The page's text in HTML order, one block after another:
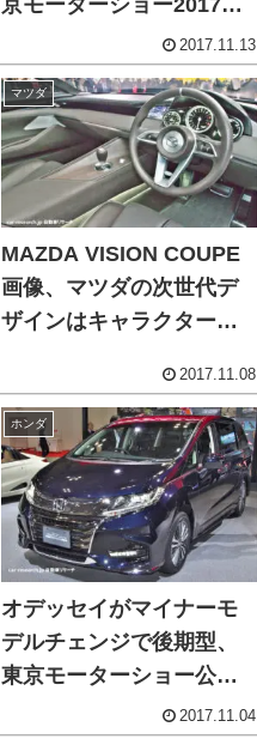
2017.11.13
マツダ
MAZDA VISION COUPE
画像、マツダの次世代デ
ザインはキャラクターラ
2017.11.08
ホンダ
オデッセイがマイナーモ
デルチェンジで後期型、
東京モーターショー公開
2017.11.04